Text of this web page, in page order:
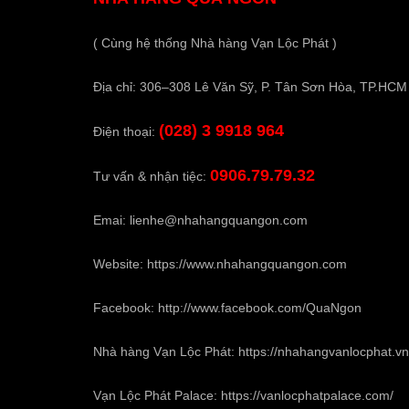
( Cùng hệ thống Nhà hàng Vạn Lộc Phát )
Địa chỉ: 306–308 Lê Văn Sỹ, P. Tân Sơn Hòa, TP.HCM
Điện thoại: (028) 3 9918 964
Tư vấn & nhận tiệc: 0906.79.79.32
Emai: lienhe@nhahangquangon.com
Website: https://www.nhahangquangon.com
Facebook: http://www.facebook.com/QuaNgon
Nhà hàng Vạn Lộc Phát: https://
Vạn Lộc Phát Palace: https://vanlocphatpalace.com/